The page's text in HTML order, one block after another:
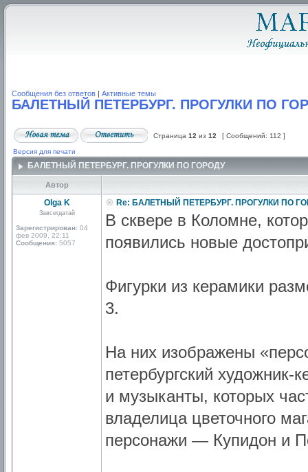
Сообщения без ответов | Активные темы
БАЛЕТНЫЙ ПЕТЕРБУРГ. ПРОГУЛКИ ПО
Страница 12 из 12 [ Сообщений: 112 ]
Версия для печати
БАЛЕТНЫЙ ПЕТЕРБУРГ. ПРОГУЛКИ ПО ГОРОДУ
Автор
Olga K
Завсегдатай
Зарегистрирован: 04
фев 2009, 22:11
Сообщения: 5057
Re: БАЛЕТНЫЙ ПЕТЕРБУРГ. ПРОГУЛКИ ПО
В сквере в Коломне,
появились новые
Фигурки из керамики
3.
На них изображены
петербургский
и музыканты, которых
владелица цветочного
персонажи — Купидон и